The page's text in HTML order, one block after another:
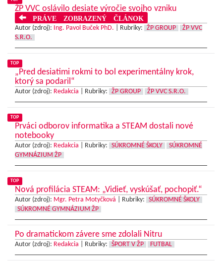
ŽP VVC oslávilo desiate výročie svojho vzniku
PRÁVE ZOBRAZENÝ ČLÁNOK
Autor (zdroj): Ing. Pavol Buček PhD. Rubriky: ŽP GROUP
ŽP VVC
S.R.O.
TOP
„Pred desiatimi rokmi to bol experimentálny krok,
ktorý sa podaril“
Autor (zdroj): Redakcia Rubriky: ŽP GROUP ŽP VVC S.R.O.
TOP
Prváci odborov informatika a STEAM dostali nové
notebooky
Autor (zdroj): Redakcia Rubriky: SÚKROMNÉ ŠKOLY
SÚKROMNÉ
GYMNÁZIUM ŽP
TOP
Nová profilácia STEAM: „Vidieť, vyskúšať, pochopiť.“
Autor (zdroj): Mgr. Petra Motyčková Rubriky:
SÚKROMNÉ ŠKOLY
SÚKROMNÉ GYMNÁZIUM ŽP
Po dramatickom závere sme zdolali Nitru
Autor (zdroj): Redakcia Rubriky: ŠPORT V ŽP FUTBAL